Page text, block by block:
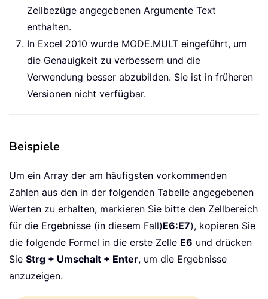
Zellbezüge angegebenen Argumente Text
enthalten.
In Excel 2010 wurde MODE.MULT eingeführt, um
die Genauigkeit zu verbessern und die
Verwendung besser abzubilden. Sie ist in früheren
Versionen nicht verfügbar.
Beispiele
Um ein Array der am häufigsten vorkommenden
Zahlen aus den in der folgenden Tabelle angegebenen
Werten zu erhalten, markieren Sie bitte den Zellbereich
für die Ergebnisse (in diesem Fall)E6:E7), kopieren Sie
die folgende Formel in die erste Zelle E6 und drücken
Sie Strg + Umschalt + Enter, um die Ergebnisse
anzuzeigen.